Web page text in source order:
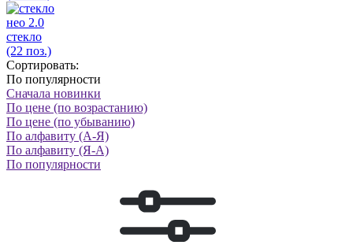
нео 2.0
стекло
(22 поз.)
Сортировать:
По популярности
Сначала новинки
По цене (по возрастанию)
По цене (по убыванию)
По алфавиту (А-Я)
По алфавиту (Я-А)
По популярности